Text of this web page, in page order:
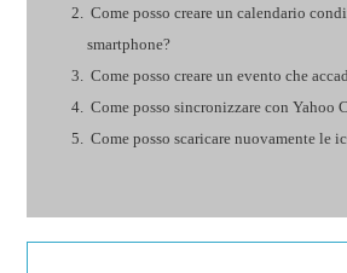
Come posso creare un calendario
smartphone?
Come posso creare un evento che
Come posso sincronizzare con Yahoo
Come posso scaricare nuovamente le